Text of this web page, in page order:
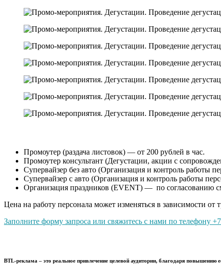
Промоутер (раздача листовок) — от 200 рублей в час.
Промоутер консультант (Дегустации, акции с
Супервайзер без авто (Организация и контроль работы
Супервайзер с авто (Организация и контроль работы
Организация праздников (EVENT) — по согласованию
Цена на работу персонала может изменяться в зависимости
Заполните форму запроса или свяжитесь с нами по телефону
BTL-реклама – это реальное привлечение целевой аудитории, благодаря